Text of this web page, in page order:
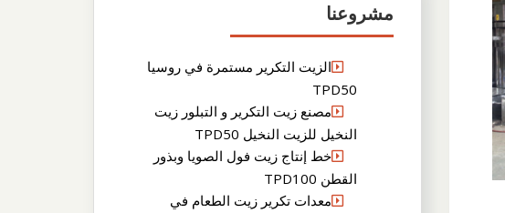
مشروعنا
الزيت التكرير مستمرة في روسيا
TPD50
مصنع زيت التكرير و التبلور زيت
النخيل للزيت النخيل TPD50
خط إنتاج زيت فول الصويا وبذور
القطن TPD100
معدات تكرير زيت الطعام في